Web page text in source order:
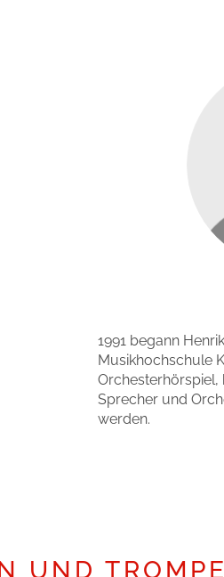
1991 begann
Musikhochschule
Sprecher und
werden.
UND